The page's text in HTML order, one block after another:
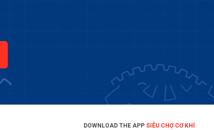
DOWNLOAD THE APP SIÊU CHỢ CƠ KHÍ